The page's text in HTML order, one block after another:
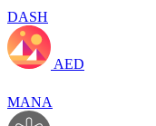
DASH
AED
MANA